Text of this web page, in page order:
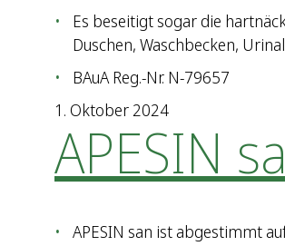
Es beseitigt sogar die
Duschen, Waschbecken,
BAuA Reg.-Nr. N-79657
1. Oktober 2024
APESIN
APESIN san ist abgestimmt